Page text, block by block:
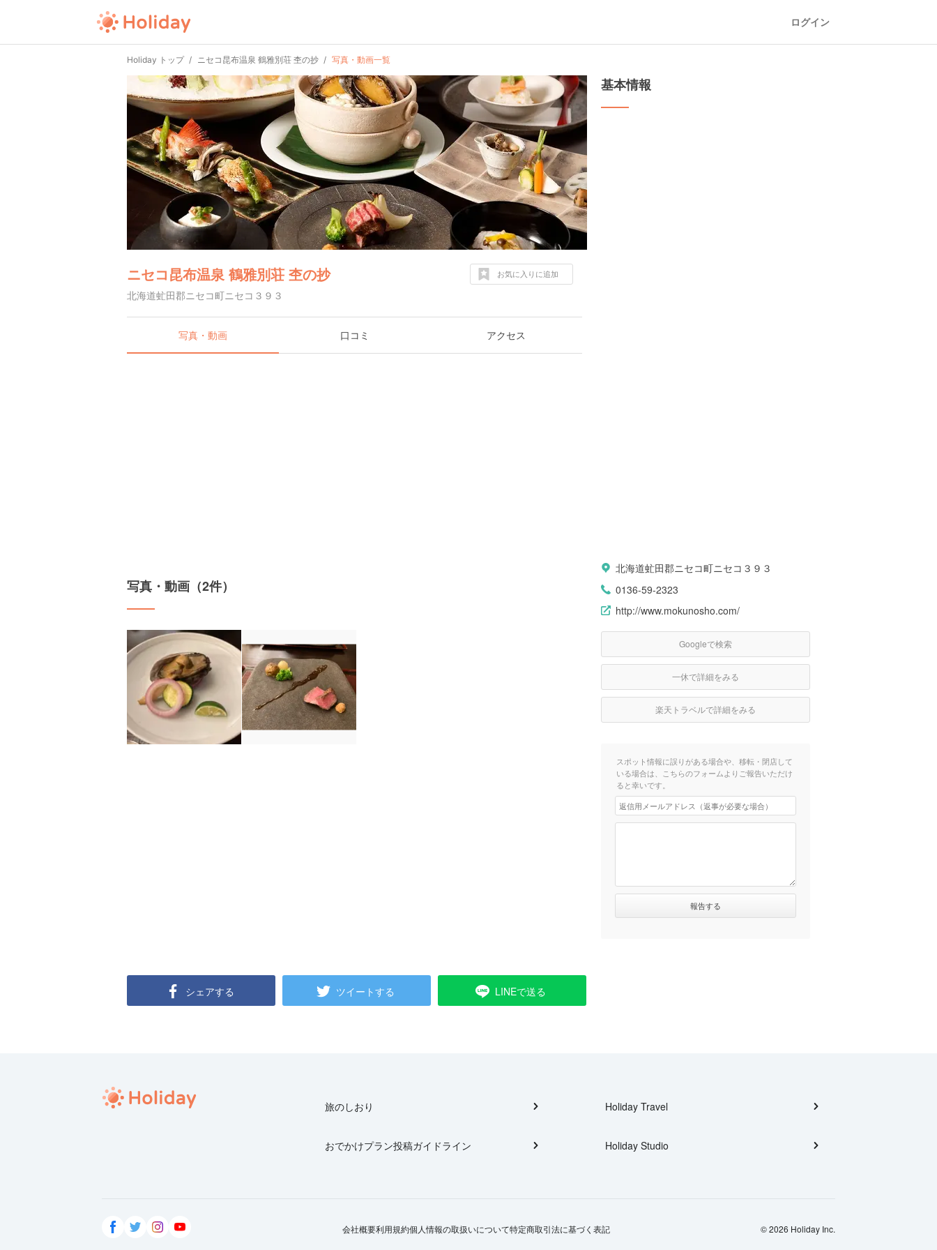
ログイン
Holiday トップ ニセコ昆布温泉 鶴雅別荘 杢の抄 写真・動画一覧
ニセコ昆布温泉 鶴雅別荘 杢の抄
北海道虻田郡ニセコ町ニセコ３９３
お気に入りに追加
写真・動画 口コミ アクセス
写真・動画（2件）
シェアする ツイートする LINEで送る
基本情報
北海道虻田郡ニセコ町ニセコ３９３
0136-59-2323
http://www.mokunosho.com/
Googleで検索
一休で詳細をみる
楽天トラベルで詳細をみる
スポット情報に誤りがある場合や、移転・閉店して
いる場合は、こちらのフォームよりご報告いただけ
ると幸いです。
旅のしおり
おでかけプラン投稿ガイドライン
Holiday Travel
Holiday Studio
会社概要利用規約個人情報の取扱いについて特定商取引法に基づく表記 © 2026 Holiday Inc.